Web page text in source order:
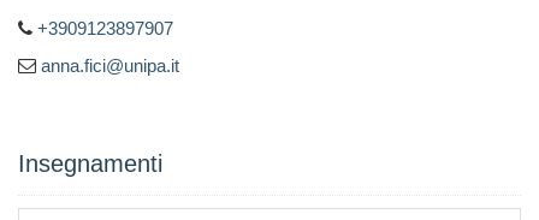
+3909123897907
anna.fici@unipa.it
Insegnamenti